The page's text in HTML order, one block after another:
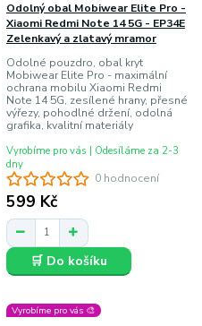
0 hodnocení
Odolný obal Mobiwear Elite Pro -
Xiaomi Redmi Note 14 5G - EP34E
Zelenkavý a zlatavý mramor
Odolné pouzdro, obal kryt
Mobiwear Elite Pro - maximální
ochrana mobilu Xiaomi Redmi
Note 14 5G, zesílené hrany, přesné
výřezy, pohodlné držení, odolná
grafika, kvalitní materiály
599 Kč
Vyrobíme pro vás | Odesíláme za 2-3
dny
🛒 Do košíku
Vyrobíme pro vás 🎨